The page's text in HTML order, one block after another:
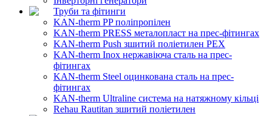
Труби та фітинги
KAN-therm PP поліпропілен
KAN-therm PRESS металопласт на прес-фітингах
KAN-therm Push зшитий поліетилен PEX
KAN-therm Inox нержавіюча сталь на прес-
фітингах
KAN-therm Steel оцинкована сталь на прес-
фітингах
KAN-therm Ultraline система на натяжному кільці
Rehau Rautitan зшитий поліетилен